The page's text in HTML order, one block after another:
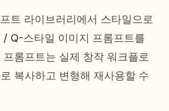
트 라이브러리에서 스타일으로
/ Q-스타일 이미지 프롬프트를
롬프트는 실제 창작 워크플로
복사하고 변형해 재사용할 수